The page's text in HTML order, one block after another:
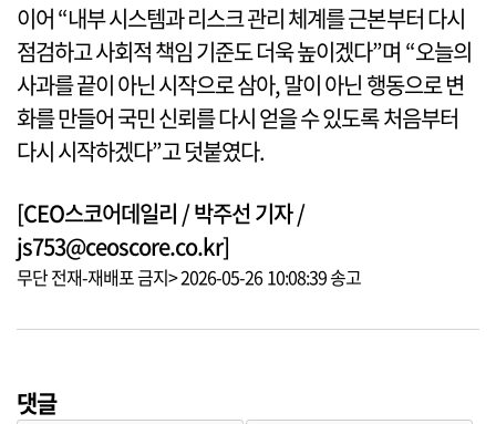
이어 “내부 시스템과 리스크 관리 체계를 근본부터 다시
점검하고 사회적 책임 기준도 더욱 높이겠다”며 “오늘의
사과를 끝이 아닌 시작으로 삼아, 말이 아닌 행동으로 변
화를 만들어 국민 신뢰를 다시 얻을 수 있도록 처음부터
다시 시작하겠다”고 덧붙였다.
[CEO스코어데일리 / 박주선 기자 /
js753@ceoscore.co.kr]
무단 전재-재배포 금지> 2026-05-26 10:08:39 송고
댓글